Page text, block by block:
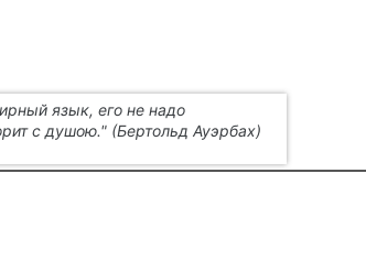
язык, его не надо
с душою." (Бертольд Ауэрбах)